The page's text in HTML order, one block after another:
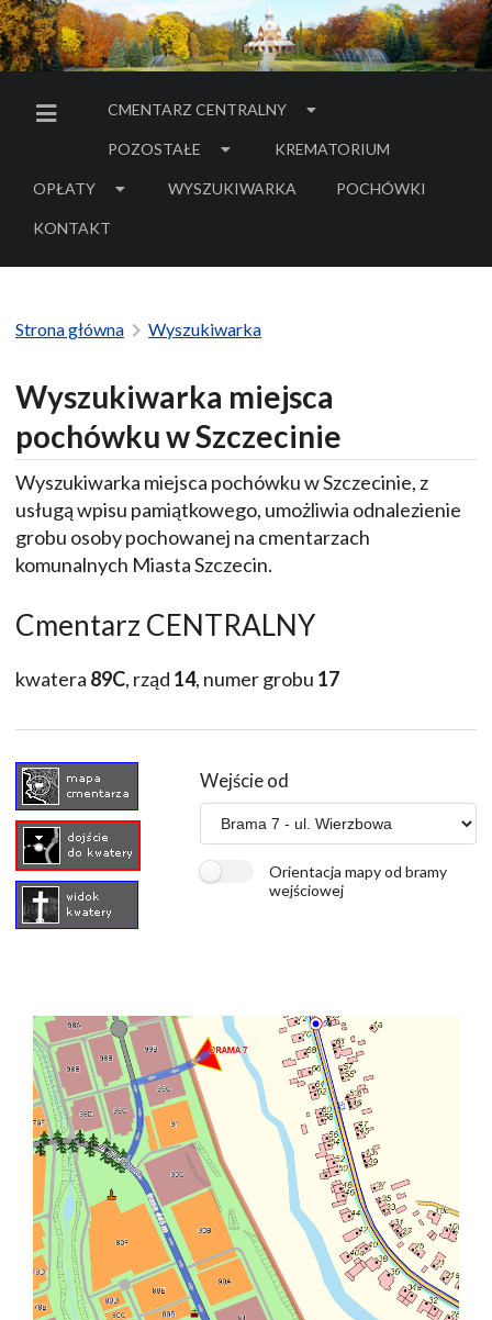
MENU BOCZNE
CMENTARZ CENTRALNY
POZOSTAŁE KREMATORIUM
OPŁATY WYSZUKIWARKA POCHÓWKI
- LINK DO SERWISU
KONTAKT
Strona główna Wyszukiwarka
Wyszukiwarka miejsca
pochówku w Szczecinie
Wyszukiwarka miejsca pochówku w Szczecinie, z
usługą wpisu pamiątkowego, umożliwia odnalezienie
grobu osoby pochowanej na cmentarzach
komunalnych Miasta Szczecin.
Cmentarz CENTRALNY
kwatera 89C, rząd 14, numer grobu 17
Wejście od
Orientacja mapy od bramy
wejściowej